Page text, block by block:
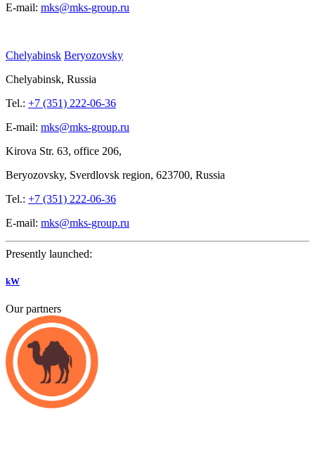
E-mail: mks@mks-group.ru
Chelyabinsk Beryozovsky
Chelyabinsk, Russia
Tel.: +7 (351) 222-06-36
E-mail: mks@mks-group.ru
Kirova Str. 63, office 206,
Beryozovsky, Sverdlovsk region, 623700, Russia
Tel.: +7 (351) 222-06-36
E-mail: mks@mks-group.ru
Presently launched:
kW
Our partners